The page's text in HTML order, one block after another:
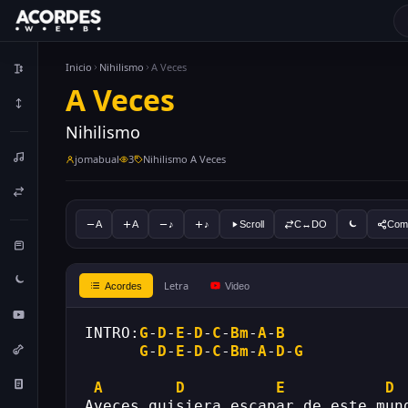
Inicio Nihilismo A Veces
A Veces
Nihilismo
jomabual 3 Nihilismo A Veces
A A ♪ ♪ Scroll C↔DO
Acordes Letra Video
INTRO: G- D- E- D- C- Bm-A- B
G- D- E- D- C- Bm-A- D- G
A D E
D